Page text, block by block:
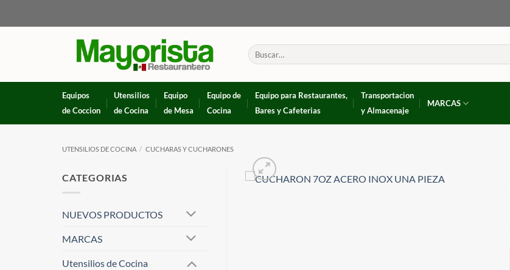
Buscar
por:
Equipos
de Coccion
Utensilios
de Cocina
Equipo
de Mesa
Equipo de
Cocina
Equipo para Restaurantes,
Bares y Cafeterias
Transportacion
y Almacenaje
MARCAS
UTENSILIOS DE COCINA / CUCHARAS Y CUCHARONES
CATEGORIAS
NUEVOS PRODUCTOS
MARCAS
Utensilios de Cocina